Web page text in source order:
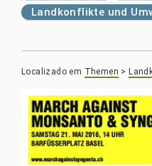
Landkonflikte und
Localizado em Themen >